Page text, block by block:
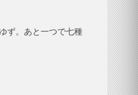
ず。あと一つで七種